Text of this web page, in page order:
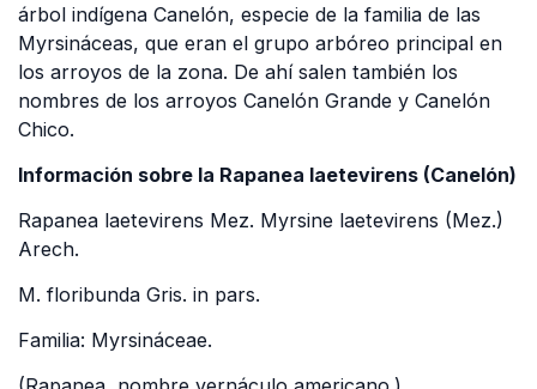
árbol indígena Canelón, especie de la familia de las
Myrsináceas, que eran el grupo arbóreo principal en
los arroyos de la zona. De ahí salen también los
nombres de los arroyos Canelón Grande y Canelón
Chico.
Información sobre la Rapanea laetevirens (Canelón)
Rapanea laetevirens Mez. Myrsine laetevirens (Mez.)
Arech.
M. floribunda Gris. in pars.
Familia: Myrsináceae.